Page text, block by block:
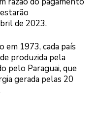
de 2023.
em 1973, cada país
produzida pela
pelo Paraguai, que
gerada pelas 20